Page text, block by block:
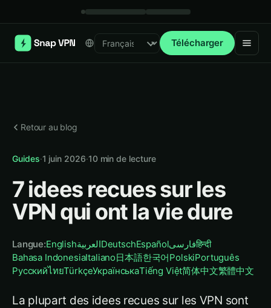
Select language Télécharger
Retour au blog
Guides·1 juin 2026·10 min de lecture
7 idees recues sur les
VPN qui ont la vie dure
Langue:EnglishالعربيةDeutschEspañolفارسیहिन्दी
Bahasa IndonesiaItaliano日本語한국어PolskiPortuguês
РусскийไทยTürkçeУкраїнськаTiếng Việt简体中文繁體中文
La plupart des idees recues sur les VPN sont